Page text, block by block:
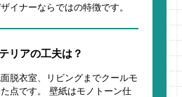
イナーならではの特徴です。
リアの工夫は？
脱衣室、リビングまでクールモ
点です。 壁紙はモノトーン仕